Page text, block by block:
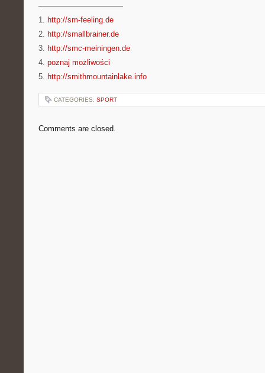
———————————
1. http://sm-feeling.de
2. http://smallbrainer.de
3. http://smc-meiningen.de
4. poznaj możliwości
5. http://smithmountainlake.info
CATEGORIES: SPORT
Comments are closed.